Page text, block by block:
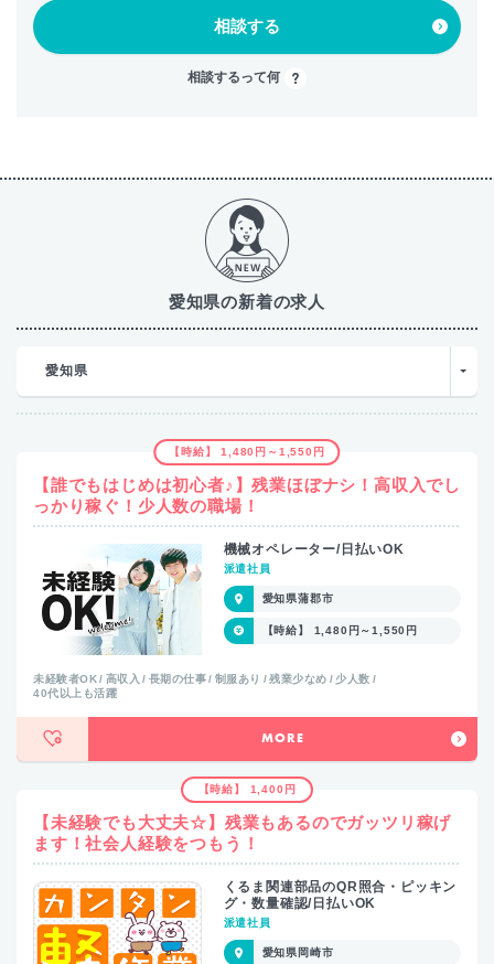
相談する
相談するって何
愛知県の新着の求人
愛知県
【時給】 1,480円～1,550円
【誰でもはじめは初心者♪】残業ほぼナシ！高収入でし
っかり稼ぐ！少人数の職場！
機械オペレーター/日払いOK
派遣社員
愛知県蒲郡市
【時給】 1,480円～1,550円
未経験者OK 高収入 長期の仕事 制服あり 残業少なめ
少人数
40代以上も活躍
MORE
【時給】 1,400円
【未経験でも大丈夫☆】残業もあるのでガッツリ稼げ
ます！社会人経験をつもう！
くるま関連部品のQR照合・ピッキン
グ・数量確認/日払いOK
派遣社員
愛知県岡崎市